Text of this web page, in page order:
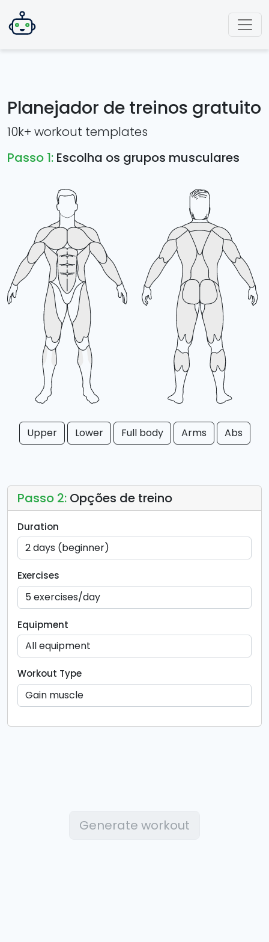
Planejador de treinos gratuito
10k+ workout templates
Passo 1: Escolha os grupos musculares
Upper Lower Full body Arms Abs
Passo 2: Opções de treino
Duration
Exercises
Equipment
Workout Type
Generate workout